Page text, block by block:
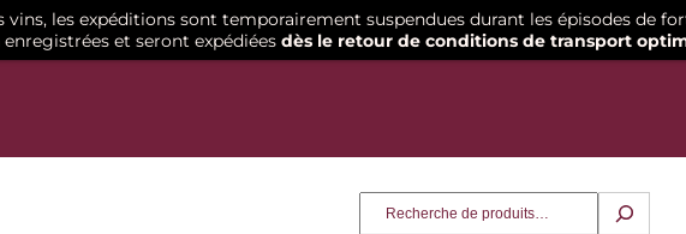
les expéditions sont temporairement suspendues durant les épisodes de
et seront expédiées dès le retour de conditions de transport